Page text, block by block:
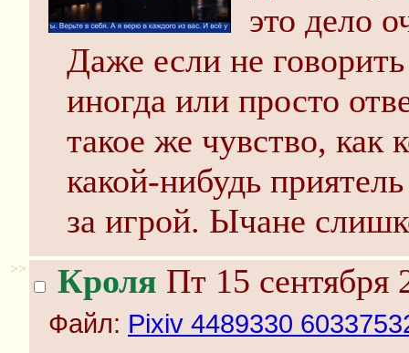
это дело
Даже если не
иногда или просто
такое же чувство, как
какой-нибудь
за игрой. Ычане
>> Кроля Пт 15 сентября
Файл: Pixiv 4489330